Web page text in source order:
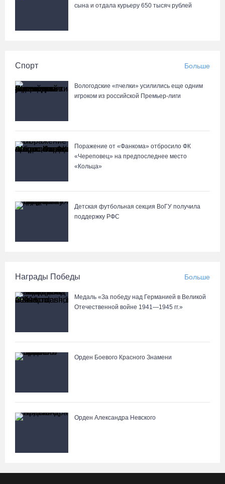
сына и отдала курьеру 650 тысяч рублей
Спорт Больше
Вологодские «пчелки» усилились еще одним
игроком из российской Премьер-лиги
Поражение от «Фанкома» отбросило ФК
«Череповец» на предпоследнее место
«Кольца»
Детская футбольная секция ВоГУ получила
поддержку РФС
Награды Победы Больше
Медаль «За победу над Германией в Великой
Отечественной войне 1941—1945 гг.»
Орден Боевого Красного Знамени
Орден Александра Невского